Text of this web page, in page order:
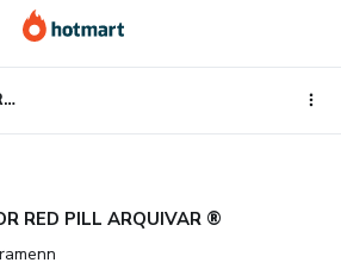
EDITOR RED PILL ARQUIVAR ®
EDITOR RED PILL ARQUIVAR ®